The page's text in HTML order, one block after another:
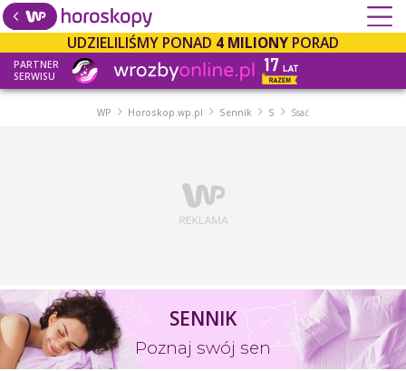
UDZIELILIŚMY PONAD 4 MILIONY PORAD
PARTNER
SERWISU
WP Horoskop.wp.pl Sennik S Ssać
SENNIK
Poznaj swój sen